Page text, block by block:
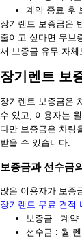
계약 종료 후
장기렌트 보증금은
줄이고 싶다면 무보
서 보증금 유무 자
장기렌트 보
장기렌트 보증금은
수 있고, 이용자는
다만 보증금은 차량
받을 수 있습니다.
보증금과 선수금
많은 이용자가 보증
장기렌트 무료 견적
보증금 : 계약
선수금 : 월